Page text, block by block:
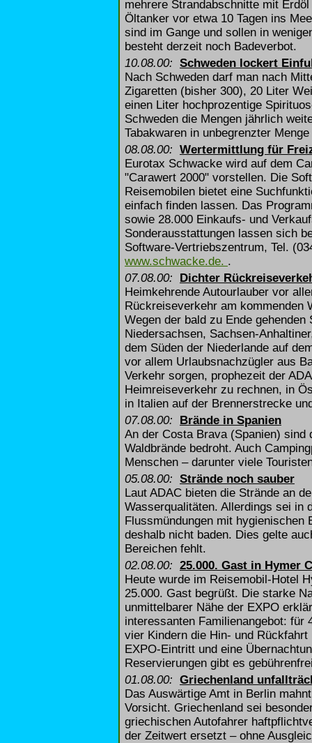
mehrere Strandabschnitte mit
Öltanker vor etwa 10 Tagen ins
sind im Gange und sollen in
besteht derzeit noch Badeverbot.
10.08.00: Schweden lockert
Nach Schweden darf man nach
Zigaretten (bisher 300), 20 Liter
einen Liter hochprozentige
Schweden die Mengen jährlich
Tabakwaren in unbegrenzter
08.08.00: Wertermittlung für
Eurotax Schwacke wird auf dem
"Carawert 2000" vorstellen. Die
Reisemobilen bietet eine
einfach finden lassen. Das
sowie 28.000 Einkaufs- und
Sonderausstattungen lassen sich
Software-Vertriebszentrum, Tel.
www.schwacke.de. .
07.08.00:
Dichter
Heimkehrende Autourlauber vor
Rückreiseverkehr am kommenden
Wegen der bald zu Ende
Niedersachsen, Sachsen-
dem Süden der Niederlande auf
vor allem Urlaubsnachzügler aus
Verkehr sorgen, prophezeit der
Heimreiseverkehr zu rechnen, in
in Italien auf der Brennerstrecke
07.08.00:
Brände in Spanien
An der Costa Brava (Spanien) sind
Waldbrände bedroht. Auch
Menschen – darunter viele
05.08.00: Strände noch sauber
Laut ADAC bieten die Strände an
Wasserqualitäten. Allerdings sei in
Flussmündungen mit hygienischen
deshalb nicht baden. Dies gelte
Bereichen fehlt.
02.08.00: 25.000. Gast in Hymer
Heute wurde im Reisemobil-Hotel
25.000. Gast begrüßt. Die starke
unmittelbarer Nähe der EXPO
interessanten Familienangebot:
vier Kindern die Hin- und
EXPO-Eintritt und eine
Reservierungen gibt es
01.08.00: Griechenland
Das Auswärtige Amt in Berlin
Vorsicht. Griechenland sei
griechischen Autofahrer
der Zeitwert ersetzt – ohne